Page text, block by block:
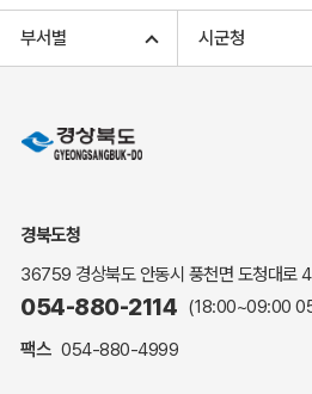
고향사랑기부 아너스 클럽
민원상담
민원안내
해명·설명자료
자주하는 질문
복지신문고
부서별 시군청
경북도청
36759 경상북도 안동시 풍천면 도청대로
054-880-2114 (18:00~09:00
팩스 054-880-4999